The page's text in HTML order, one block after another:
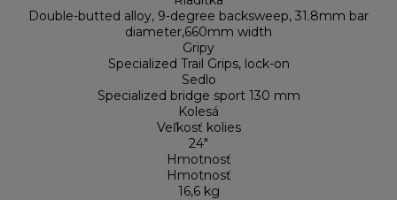
Double-butted alloy, 9-degree backsweep, 31.8mm bar
diameter,660mm width
Gripy
Specialized Trail Grips, lock-on
Sedlo
Specialized bridge sport 130 mm
Kolesá
Veľkosť kolies
24"
Hmotnosť
Hmotnosť
16,6 kg